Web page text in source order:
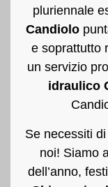
pluriennale
Candiolo
e soprattutto
un servizio
idraulico
Se necessiti di
noi! Siamo
dell’anno,